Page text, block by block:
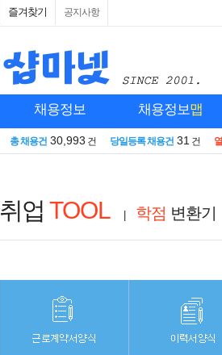
즐겨찾기 공지사항
채용정보 채용정보맵
총 채용건 30,993 건 당일등록 채용건 31 건
취업 TOOL 학점 변환기